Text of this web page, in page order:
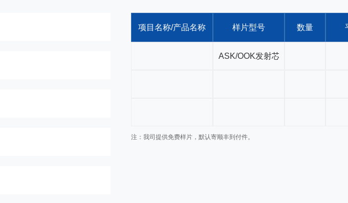
项目名称/产品名称 样片型号 数量
注：我司提供免费样片，默认寄顺丰到付件。